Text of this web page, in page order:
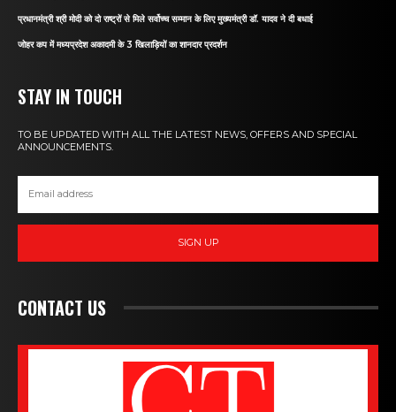
प्रधानमंत्री श्री मोदी को दो राष्ट्रों से मिले सर्वोच्च सम्मान के लिए मुख्यमंत्री डॉ. यादव ने दी बधाई
जोहर कप में मध्यप्रदेश अकादमी के 3 खिलाड़ियों का शानदार प्रदर्शन
STAY IN TOUCH
TO BE UPDATED WITH ALL THE LATEST NEWS, OFFERS AND SPECIAL
ANNOUNCEMENTS.
SIGN UP
CONTACT US